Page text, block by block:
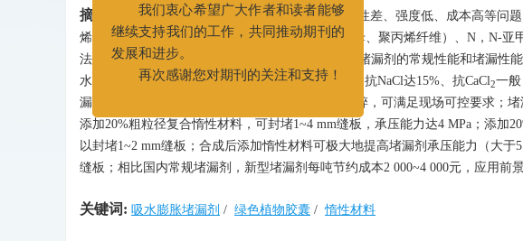
摘要:
针对目前膨胀堵漏剂普遍存在包覆材料环保性差、强度低、成本高等问
烯酰胺（AM）、膨润土、惰性材料（核桃壳、云母、聚丙烯纤维）、N，N-
法合成，合成后采用绿色环保的植物胶囊包覆。对堵漏剂的常规性能和堵漏性
水倍数为113、弹性模量达44.6 kPa、抗温达100℃、抗NaCl达15%、抗CaCl2一
漏剂时，常温下8~30 min破碎，70℃下5~17 min破碎，可满足现场可控要求；
添加20%粗粒径复合惰性材料，可封堵1~4 mm缝板，承压能力达4 MPa；添加
以封堵1~2 mm缝板；合成后添加惰性材料可极大地提高堵漏剂承压能力（大
缝板；相比国内常规堵漏剂，新型堵漏剂每吨节约成本2 000~4 000元，应用前景
关键词: 吸水膨胀堵漏剂 / 绿色植物胶囊 / 惰性材料
022-25275527
我们衷心希望广大作者和读者能够
继续支持我们的工作，共同推动期刊的
发展和进步。
再次感谢您对期刊的关注和支持！